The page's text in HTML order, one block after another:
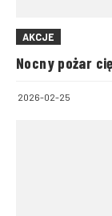
AKCJE
Nocny pożar
2026-02-25